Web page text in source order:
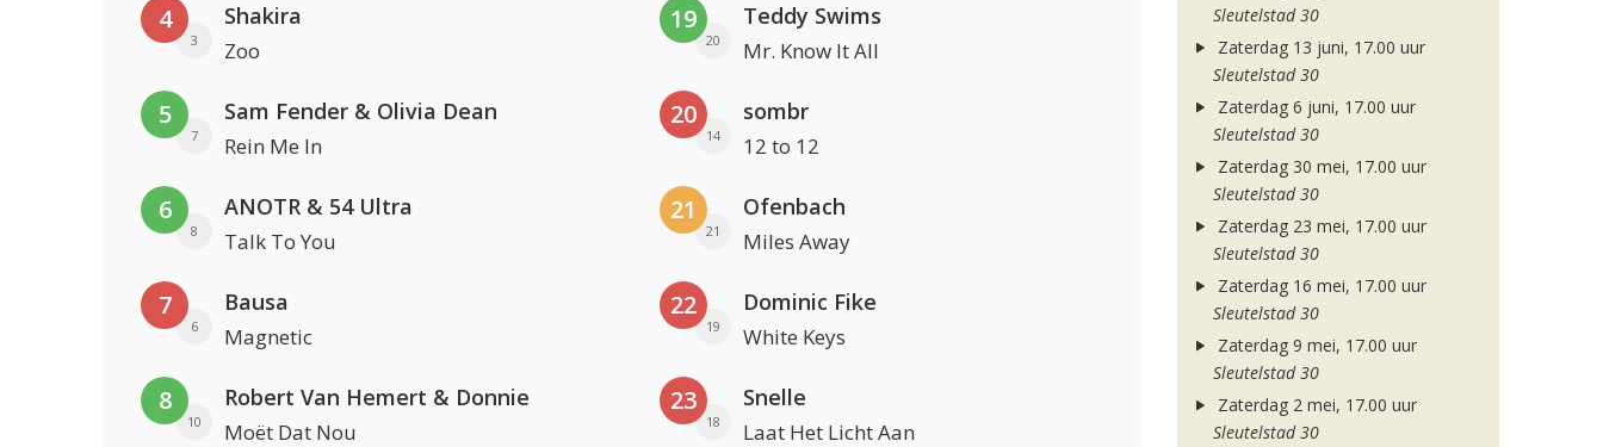
4
3
Shakira
Zoo
5
7
Sam Fender & Olivia Dean
Rein Me In
6
8
ANOTR & 54 Ultra
Talk To You
7
6
Bausa
Magnetic
8
10
Robert Van Hemert & Donnie
Moët Dat Nou
19
20
Teddy Swims
Mr. Know It All
20
14
sombr
12 to 12
21
21
Ofenbach
Miles Away
22
19
Dominic Fike
White Keys
23
18
Snelle
Laat Het Licht Aan
Sleutelstad 30
Zaterdag 13 juni, 17.00 uur
Sleutelstad 30
Zaterdag 6 juni, 17.00 uur
Sleutelstad 30
Zaterdag 30 mei, 17.00 uur
Sleutelstad 30
Zaterdag 23 mei, 17.00 uur
Sleutelstad 30
Zaterdag 16 mei, 17.00 uur
Sleutelstad 30
Zaterdag 9 mei, 17.00 uur
Sleutelstad 30
Zaterdag 2 mei, 17.00 uur
Sleutelstad 30